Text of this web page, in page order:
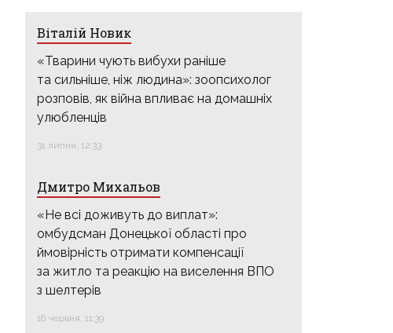
Віталій Новик
«Тварини чують вибухи раніше
та сильніше, ніж людина»: зоопсихолог
розповів, як війна впливає на домашніх
улюбленців
31 липня, 12:33
Дмитро Михальов
«Не всі доживуть до виплат»:
омбудсман Донецької області про
ймовірність отримати компенсації
за житло та реакцію на виселення ВПО
з шелтерів
16 червня, 11:39